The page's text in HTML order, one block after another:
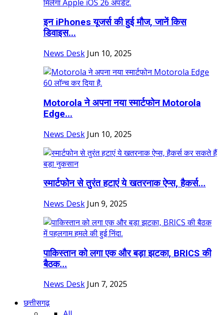
इन iPhones यूजर्स की हुई मौज, जानें क‍िस
ड‍िवाइस...
News Desk Jun 10, 2025
Motorola ने अपना नया स्मार्टफोन Motorola
Edge...
News Desk Jun 10, 2025
स्मार्टफोन से तुरंत हटाएं ये खतरनाक ऐप्स, हैकर्स...
News Desk Jun 9, 2025
पाकिस्तान को लगा एक और बड़ा झटका, BRICS की
बैठक...
News Desk Jun 7, 2025
छत्तीसगढ़